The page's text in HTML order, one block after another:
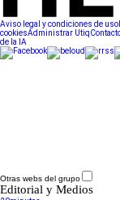
Aviso legal y condiciones de uso
cookiesAdministrar Utiq
de la IA
Otras webs del grupo
Editorial y Medios